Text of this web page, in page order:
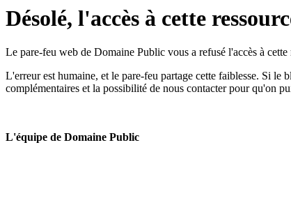
Désolé, l'accès à cette
Le pare-feu web de Domaine Public vous a refusé l'accès à
L'erreur est humaine, et le pare-feu partage cette faiblesse. Si le
complémentaires et la possibilité de nous contacter pour qu'on
L'équipe de Domaine Public